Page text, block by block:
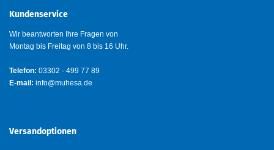
Kundenservice
Wir beantworten Ihre Fragen von
Montag bis Freitag von 8 bis 16 Uhr.
Telefon: 03302 - 499 77 89
E-mail: info@muhesa.de
Versandoptionen